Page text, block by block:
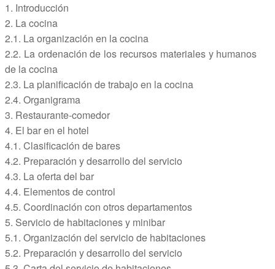
1. Introducción
2. La cocina
2.1. La organización en la cocina
2.2. La ordenación de los recursos materiales y humanos
de la cocina
2.3. La planificación de trabajo en la cocina
2.4. Organigrama
3. Restaurante-comedor
4. El bar en el hotel
4.1. Clasificación de bares
4.2. Preparación y desarrollo del servicio
4.3. La oferta del bar
4.4. Elementos de control
4.5. Coordinación con otros departamentos
5. Servicio de habitaciones y minibar
5.1. Organización del servicio de habitaciones
5.2. Preparación y desarrollo del servicio